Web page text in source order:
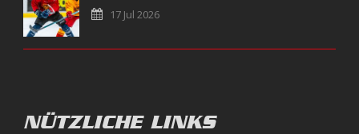
17 Jul 2026
NÜTZLICHE LINKS